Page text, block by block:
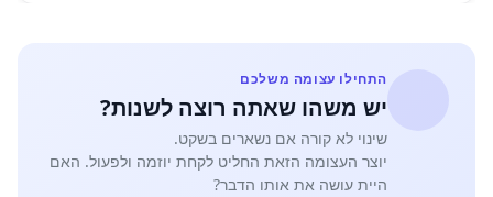
התחילו עצומה משלכם
יש משהו שאתה רוצה לשנות?
שינוי לא קורה אם נשארים בשקט.
יוצר העצומה הזאת החליט לקחת יוזמה ולפעול. האם
היית עושה את אותו הדבר?